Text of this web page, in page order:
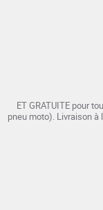
ET GRATUITE pour
pneu moto). Livraison à